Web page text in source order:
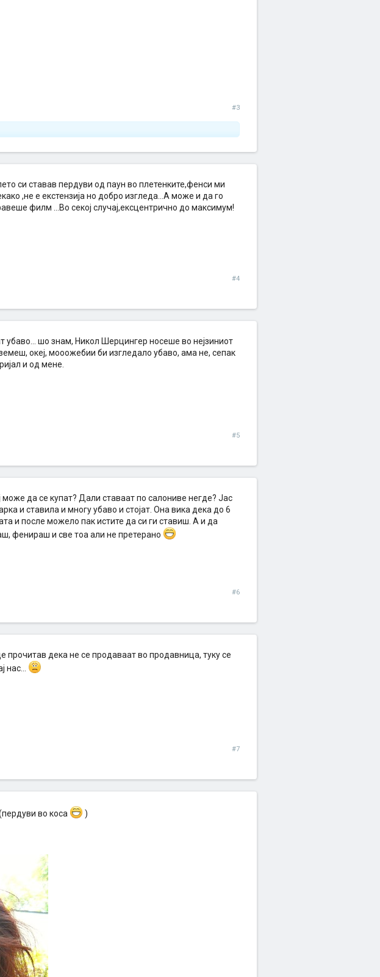
#3
си ставав пердуви од паун во плетенките,фенси ми
,не е екстензија но добро изгледа...А може и да го
филм ...Во секој случај,ексцентрично до максимум!
#4
убаво... шо знам, Никол Шерцингер носеше во нејзиниот
океј, мооожебии би изгледало убаво, ама не, сепак
и од мене.
#5
може да се купат? Дали ставаат по салониве негде? Јас
и ставила и многу убаво и стојат. Она вика дека до 6
и после можело пак истите да си ги ставиш. А и да
фенираш и све тоа али не претерано
#6
дека не се продаваат во продавница, туку се
нас...
#7
во коса )